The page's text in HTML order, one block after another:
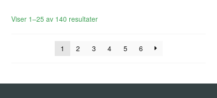
Viser 1–25 av 140 resultaterSortert
1
2 3 4 5 6